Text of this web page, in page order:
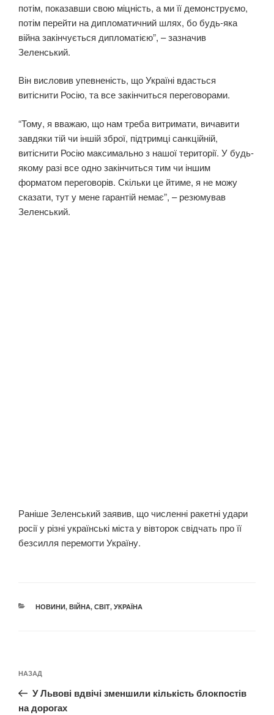
потім, показавши свою міцність, а ми її демонструємо,
потім перейти на дипломатичний шлях, бо будь-яка
війна закінчується дипломатією”, – зазначив
Зеленський.
Він висловив упевненість, що Україні вдасться
витіснити Росію, та все закінчиться переговорами.
“Тому, я вважаю, що нам треба витримати, вичавити
завдяки тій чи іншій зброї, підтримці санкційній,
витіснити Росію максимально з нашої території. У будь-
якому разі все одно закінчиться тим чи іншим
форматом переговорів. Скільки це йтиме, я не можу
сказати, тут у мене гарантій немає”, – резюмував
Зеленський.
Раніше Зеленський заявив, що численні ракетні удари
росії у різні українські міста у вівторок свідчать про її
безсилля перемогти Україну.
КАТЕГОРІЇ
НОВИНИ, ВІЙНА, СВІТ, УКРАЇНА
записів
Попередній
запис:
НАЗАД
У Львові вдвічі зменшили кількість блокпостів
на дорогах